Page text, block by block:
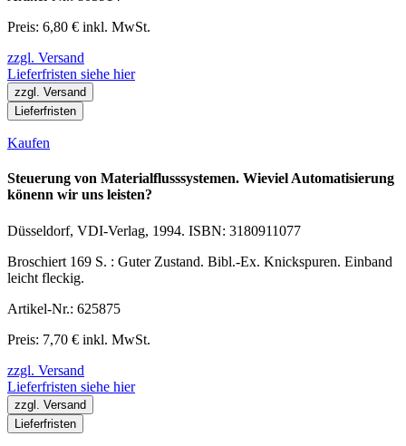
Preis: 6,80 € inkl. MwSt.
zzgl. Versand
Lieferfristen siehe hier
zzgl. Versand
Lieferfristen
Kaufen
Steuerung von Materialflusssystemen. Wieviel Automatisierung
könenn wir uns leisten?
Düsseldorf, VDI-Verlag, 1994. ISBN: 3180911077
Broschiert 169 S. : Guter Zustand. Bibl.-Ex. Knickspuren. Einband
leicht fleckig.
Artikel-Nr.: 625875
Preis: 7,70 € inkl. MwSt.
zzgl. Versand
Lieferfristen siehe hier
zzgl. Versand
Lieferfristen